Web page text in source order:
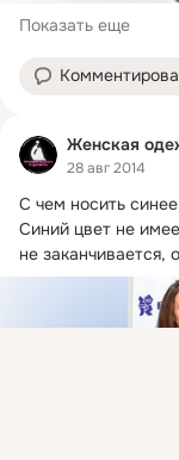
Показать еще
28 авг 2014
С чем носить
Синий цвет не
не заканчивается,